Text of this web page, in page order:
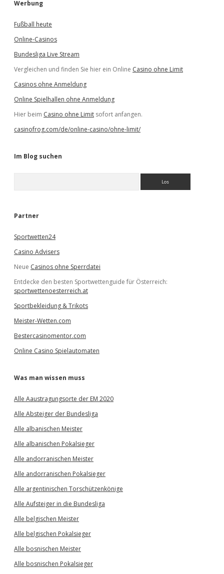
Werbung
Fußball heute
Online-Casinos
Bundesliga Live Stream
Vergleichen und finden Sie hier ein Online Casino ohne Limit
Casinos ohne Anmeldung
Online Spielhallen ohne Anmeldung
Hier beim Casino ohne Limit sofort anfangen.
casinofrog.com/de/online-casino/ohne-limit/
Im Blog suchen
e
Partner
Sportwetten24
Casino Advisers
Neue Casinos ohne Sperrdatei
Entdecke den besten Sportwettenguide für Österreich:
sportwettenoesterreich.at
Sportbekleidung & Trikots
Meister-Wetten.com
Bestercasinomentor.com
Online Casino Spielautomaten
Was man wissen muss
Alle Aaustragungsorte der EM 2020
Alle Absteiger der Bundesliga
Alle albanischen Meister
Alle albanischen Pokalsieger
Alle andorranischen Meister
Alle andorranischen Pokalsieger
Alle argentinischen Torschützenkönige
Alle Aufsteiger in die Bundesliga
Alle belgischen Meister
Alle belgischen Pokalsieger
Alle bosnischen Meister
Alle bosnischen Pokalsieger